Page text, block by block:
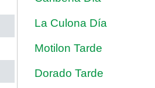
La Culona Día
Motilon Tarde
Dorado Tarde